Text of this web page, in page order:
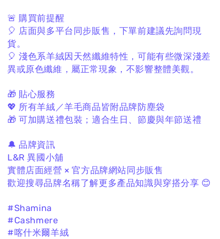
🚨 購買前提醒
🎈 店面與多平台同步販售， 下單前建議先詢問現
貨。
🎈 淺色系羊絨因天然纖維特性，可能有些微深淺差
異或原色纖維， 屬正常現象，不影響整體美觀。
🎁 貼心服務
💖 所有羊絨／羊毛商品皆附品牌防塵袋
🎁 可加購送禮包裝； 適合生日、節慶與年節送禮
🔔 品牌資訊
L&R 異國小舖
實體店面經營 × 官方品牌網站同步販售
歡迎搜尋品牌名稱了解更多產品知識與穿搭分享 😊
#Shamina
#Cashmere
#喀什米爾羊絨